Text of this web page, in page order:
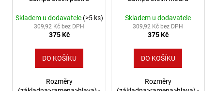
Skladem u dodavatele (>5 ks)
309,92 Kč bez DPH
375 Kč
DO KOŠÍKU
Rozměry
Skladem u dodavatele
309,92 Kč bez DPH
375 Kč
DO KOŠÍKU
Rozměry